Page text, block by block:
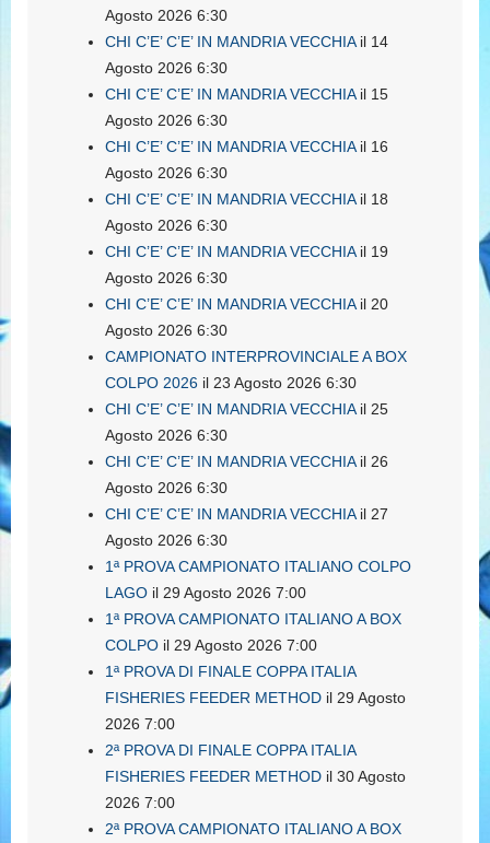
Agosto 2026 6:30
CHI C’E’ C’E’ IN MANDRIA VECCHIAil 14
Agosto 2026 6:30
CHI C’E’ C’E’ IN MANDRIA VECCHIAil 15
Agosto 2026 6:30
CHI C’E’ C’E’ IN MANDRIA VECCHIAil 16
Agosto 2026 6:30
CHI C’E’ C’E’ IN MANDRIA VECCHIAil 18
Agosto 2026 6:30
CHI C’E’ C’E’ IN MANDRIA VECCHIAil 19
Agosto 2026 6:30
CHI C’E’ C’E’ IN MANDRIA VECCHIAil 20
Agosto 2026 6:30
CAMPIONATO INTERPROVINCIALE A BOX
COLPO 2026 il 23 Agosto 2026 6:30
CHI C’E’ C’E’ IN MANDRIA VECCHIAil 25
Agosto 2026 6:30
CHI C’E’ C’E’ IN MANDRIA VECCHIAil 26
Agosto 2026 6:30
CHI C’E’ C’E’ IN MANDRIA VECCHIAil 27
Agosto 2026 6:30
1ª PROVA CAMPIONATO ITALIANO COLPO
LAGO il 29 Agosto 2026 7:00
1ª PROVA CAMPIONATO ITALIANO A BOX
COLPO il 29 Agosto 2026 7:00
1ª PROVA DI FINALE COPPA ITALIA
FISHERIES FEEDER METHOD il 29 Agosto
2026 7:00
2ª PROVA DI FINALE COPPA ITALIA
FISHERIES FEEDER METHOD il 30 Agosto
2026 7:00
2ª PROVA CAMPIONATO ITALIANO A BOX